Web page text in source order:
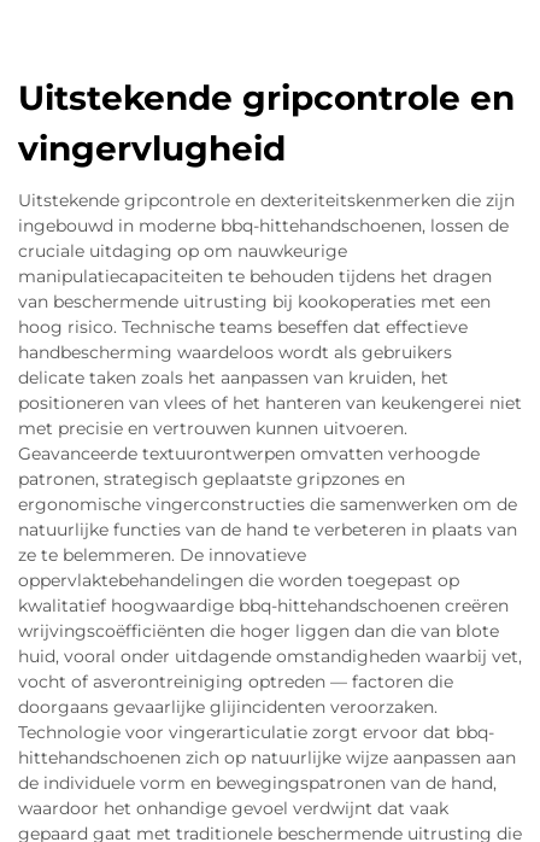
Uitstekende gripcontrole en
vingervlugheid
Uitstekende gripcontrole en dexteriteitskenmerken die zijn
ingebouwd in moderne bbq-hittehandschoenen, lossen de
cruciale uitdaging op om nauwkeurige
manipulatiecapaciteiten te behouden tijdens het dragen
van beschermende uitrusting bij kookoperaties met een
hoog risico. Technische teams beseffen dat effectieve
handbescherming waardeloos wordt als gebruikers
delicate taken zoals het aanpassen van kruiden, het
positioneren van vlees of het hanteren van keukengerei niet
met precisie en vertrouwen kunnen uitvoeren.
Geavanceerde textuurontwerpen omvatten verhoogde
patronen, strategisch geplaatste gripzones en
ergonomische vingerconstructies die samenwerken om de
natuurlijke functies van de hand te verbeteren in plaats van
ze te belemmeren. De innovatieve
oppervlaktebehandelingen die worden toegepast op
kwalitatief hoogwaardige bbq-hittehandschoenen creëren
wrijvingscoëfficiënten die hoger liggen dan die van blote
huid, vooral onder uitdagende omstandigheden waarbij vet,
vocht of asverontreiniging optreden — factoren die
doorgaans gevaarlijke glijincidenten veroorzaken.
Technologie voor vingerarticulatie zorgt ervoor dat bbq-
hittehandschoenen zich op natuurlijke wijze aanpassen aan
de individuele vorm en bewegingspatronen van de hand,
waardoor het onhandige gevoel verdwijnt dat vaak
gepaard gaat met traditionele beschermende uitrusting die